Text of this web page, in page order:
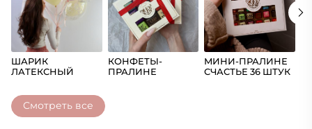
ШАРИК
ЛАТЕКСНЫЙ
КОНФЕТЫ-
ПРАЛИНЕ
МИНИ-ПРАЛИНЕ
СЧАСТЬЕ 36 ШТУК
Смотреть все